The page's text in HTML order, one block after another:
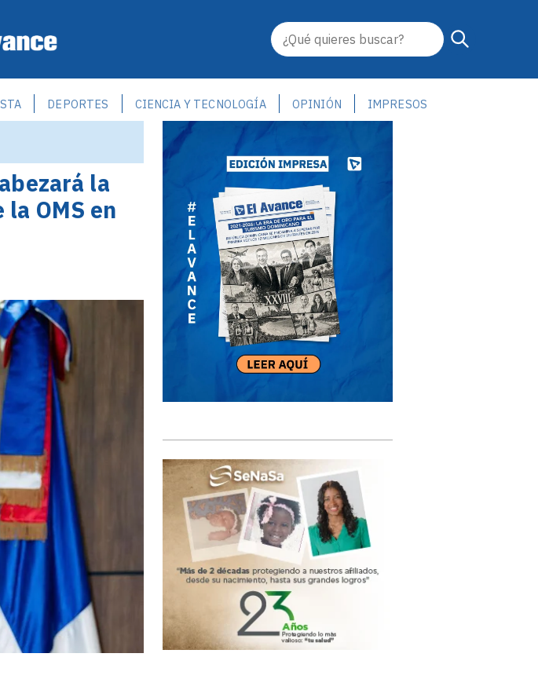
DEPORTES CIENCIA Y TECNOLOGÍA OPINIÓN IMPRESOS
la
OMS en